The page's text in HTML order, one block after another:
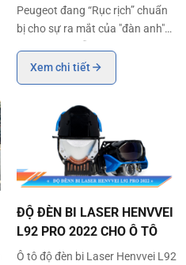
Peugeot đang “Rục rịch” chuẩn
bị cho sự ra mắt của "đàn anh"
được kỳ vọng sẽ tiếp tục nối tiếp
thành công của dòng xe này.
cũng giúp 5008 sở hữu cabin
hiện đại như 3008.
Xem chi tiết
ĐỘ ĐÈN BI LASER HENVVEI
L92 PRO 2022 CHO Ô TÔ
Ô tô độ đèn bi Laser Henvvei L92